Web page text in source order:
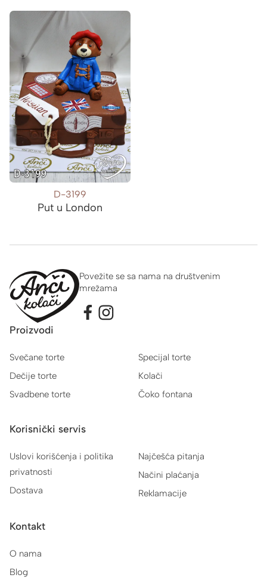
D-3199
Put u London
Povežite se sa nama na društvenim
mrežama
Proizvodi
Svečane torte
Dečije torte
Svadbene torte
Specijal torte
Kolači
Čoko fontana
Korisnički servis
Uslovi korišćenja i politika
privatnosti
Dostava
Najčešća pitanja
Načini plaćanja
Reklamacije
Kontakt
O nama
Blog